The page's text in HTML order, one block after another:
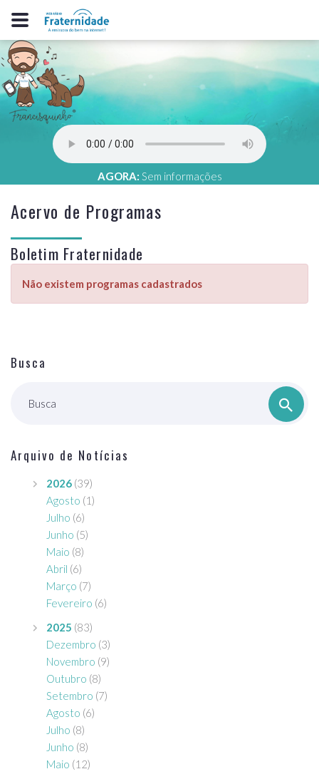
AGORA: Sem informações
Acervo de Programas
Boletim Fraternidade
Não existem programas cadastrados
Busca
Busca
Arquivo de Notícias
2026 (39)
Agosto (1)
Julho (6)
Junho (5)
Maio (8)
Abril (6)
Março (7)
Fevereiro (6)
2025 (83)
Dezembro (3)
Novembro (9)
Outubro (8)
Setembro (7)
Agosto (6)
Julho (8)
Junho (8)
Maio (12)